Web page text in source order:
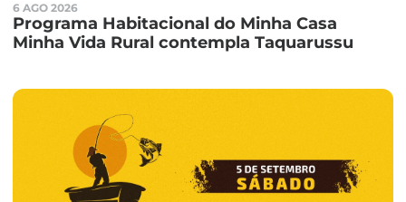
6 AGO 2026
Programa Habitacional do Minha Casa
Minha Vida Rural contempla Taquarussu